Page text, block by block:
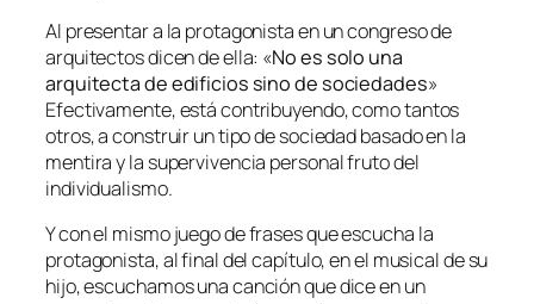
Al presentar a la protagonista en un congreso de
arquitectos dicen de ella: «No es solo una
arquitecta de edificios sino de sociedades»
Efectivamente, está contribuyendo, como tantos
otros, a construir un tipo de sociedad basado en la
mentira y la supervivencia personal fruto del
individualismo.
Y con el mismo juego de frases que escucha la
protagonista, al final del capítulo, en el musical de su
hijo, escuchamos una canción que dice en un